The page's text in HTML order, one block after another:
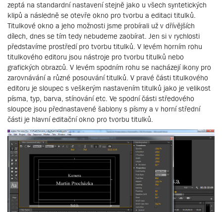
zeptá na standardní nastavení stejně jako u všech syntetických
klipů a následně se otevře okno pro tvorbu a editaci titulků.
Titulkové okno a jeho možnosti jsme probírali už v dřívějších
dílech, dnes se tím tedy nebudeme zaobírat. Jen si v rychlosti
představíme prostředí pro tvorbu titulků. V levém horním rohu
titulkového editoru jsou nástroje pro tvorbu titulků nebo
grafických obrazců. V levém spodním rohu se nacházejí ikony pro
zarovnávání a různé posouvání titulků. V pravé části titulkového
editoru je sloupec s veškerým nastavením titulků jako je velikost
písma, typ, barva, stínování etc. Ve spodní části středového
sloupce jsou přednastavené šablony s písmy a v horní střední
části je hlavní editační okno pro tvorbu titulků.